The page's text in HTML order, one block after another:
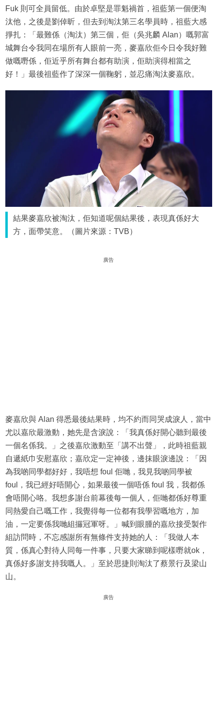
Fuk 則可全員留低。由於卓堅是罪魁禍首，祖藍第一個便淘
汰他，之後是劉倬昕，但去到淘汰第三名學員時，祖藍大感
掙扎：「最難係（淘汰）第三個，佢（吳兆麟 Alan）嘅郭富
城舞台令我同在場所有人眼前一亮，麥嘉欣佢今日令我好難
做嘅嘢係，佢近乎所有舞台都有助演，佢助演得相當之
好！」最後祖藍作了深深一個鞠躬，並忍痛淘汰麥嘉欣。
結果麥嘉欣被淘汰，佢知道呢個結果後，表現真係好大
方，面帶笑意。（圖片來源：TVB）
廣告
麥嘉欣與 Alan 得悉最後結果時，均不約而同哭成淚人，當中
尤以嘉欣最激動，她先是含淚說：「我真係好開心聽到最後
一個名係我。」之後嘉欣激動至「講不出聲」，此時祖藍親
自遞紙巾安慰嘉欣；嘉欣定一定神後，邊抹眼淚邊說：「因
為我啲同學都好好，我唔想 foul 佢哋，我見我啲同學被
foul，我已經好唔開心，如果最後一個唔係 foul 我，我都係
會唔開心咯。我想多謝台前幕後每一個人，佢哋都係好尊重
同熱愛自己嘅工作，我覺得每一位都有我學習嘅地方，加
油，一定要係我哋組攞冠軍呀。」喊到眼腫的嘉欣接受製作
組訪問時，不忘感謝所有無條件支持她的人：「我做人本
質，係真心對待人同每一件事，只要大家睇到呢樣嘢就ok，
真係好多謝支持我嘅人。」至於思捷則淘汰了蔡景行及梁山
山。
廣告